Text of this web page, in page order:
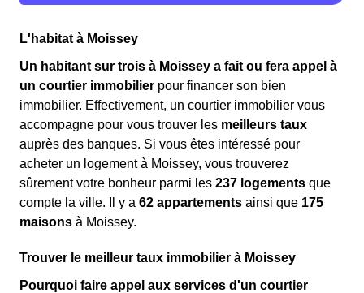
L'habitat à Moissey
Un habitant sur trois à Moissey a fait ou fera appel à
un courtier immobilier pour financer son bien
immobilier. Effectivement, un courtier immobilier vous
accompagne pour vous trouver les meilleurs taux
auprès des banques. Si vous êtes intéressé pour
acheter un logement à Moissey, vous trouverez
sûrement votre bonheur parmi les 237 logements que
compte la ville. Il y a 62 appartements ainsi que 175
maisons à Moissey.
Trouver le meilleur taux immobilier à Moissey
Pourquoi faire appel aux services d'un courtier